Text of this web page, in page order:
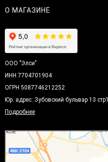
О МАГАЗИНЕ
ООО "Элси"
ИНН 7704701904
ОГРН 5087746212252
Юр. адрес: Зубовский бульвар 13 стр1
Подробнее